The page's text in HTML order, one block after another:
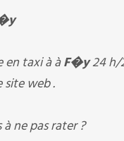
en taxi à àF�y24 h/
web .
ne pas rater ?